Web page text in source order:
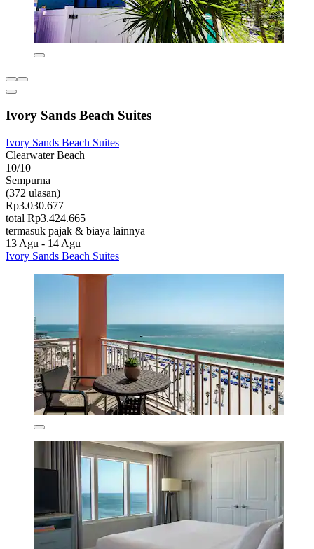
Ivory Sands Beach Suites
Ivory Sands Beach Suites
Clearwater Beach
10/10
Sempurna
(372 ulasan)
Rp3.030.677
total Rp3.424.665
termasuk pajak & biaya lainnya
13 Agu - 14 Agu
Ivory Sands Beach Suites